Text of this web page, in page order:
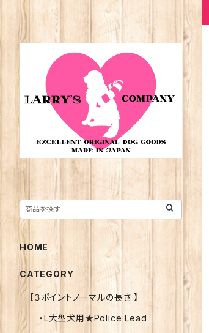
HOME
CATEGORY
【３ポイントノーマルの長さ 】
・L大型犬用★Police Lead